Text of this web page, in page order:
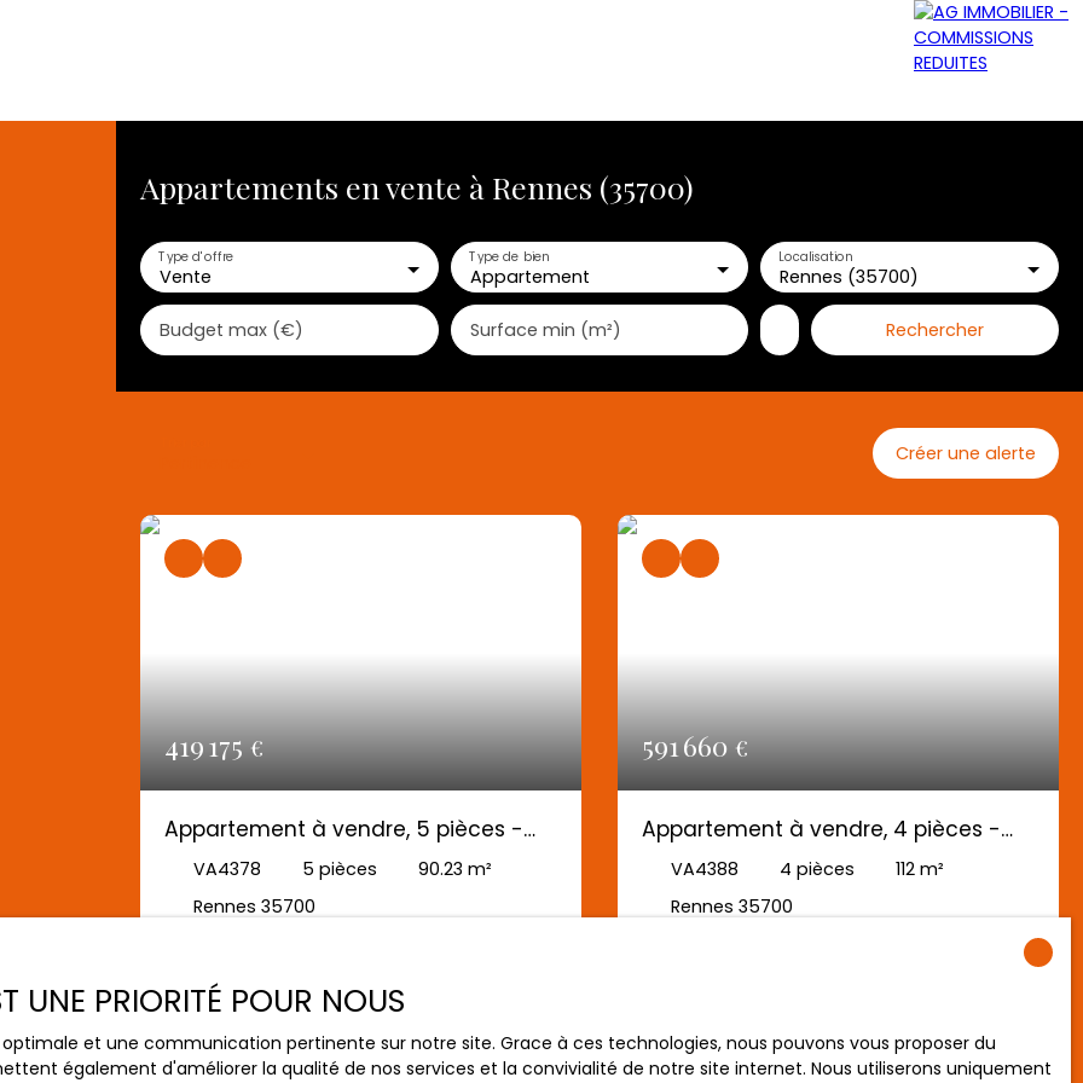
VENDRE LOUER ESTIMATION GRATUITE NOS AGENCES
Appartements en vente à Rennes (35700)
Vente
Type d'offre
Appartement
Type de bien
Rennes (35700)
Localisation
Budget max (€) Surface min (m²) Rechercher
Créer une alerte
419 175€
Appartement à vendre, 5 pièces -
Rennes 35700
VA4378 5 pièces 90.23 m²
Rennes 35700
TANNEURS / RUE D’ANTRAIN Situé dans une
calme, bien entretenue, sécurisée et ravalée
en 2026, cet appartement de 91 m²
591 660€
Appartement à vendre, 4 pièces -
Rennes 35700
VA4388 4 pièces 112 m²
Rennes 35700
immédiate des commerces, transports et
accès rapides vers le centre‑ville, découvrez
UNE PRIORITÉ POUR NOUS
et une communication pertinente sur notre site. Grace à ces technologies, nous pouvons vous proposer du
également d'améliorer la qualité de nos services et la convivialité de notre site internet. Nous utiliserons uniquement